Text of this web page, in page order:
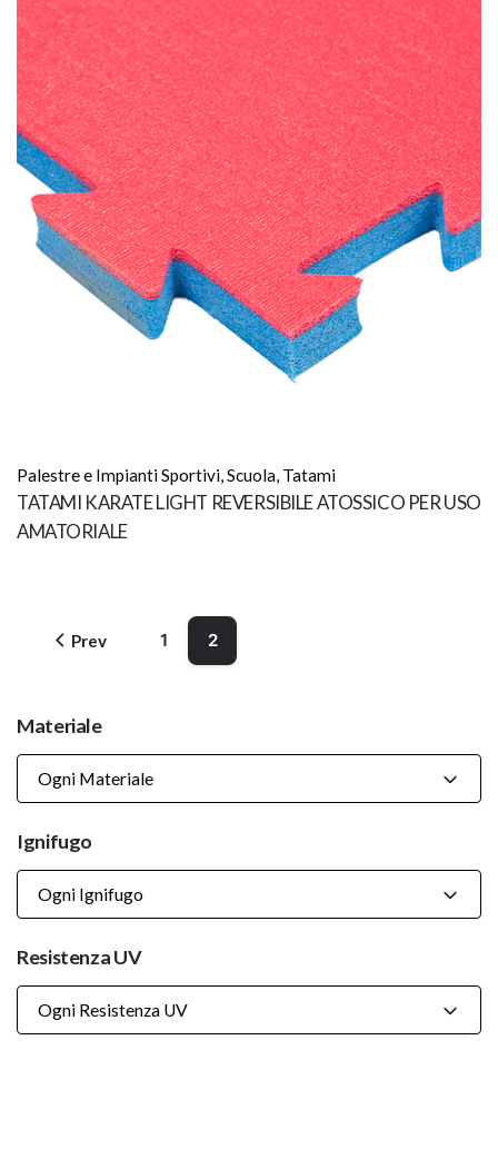
Palestre e Impianti Sportivi,Scuola, Tatami
TATAMI KARATE LIGHT REVERSIBILE ATOSSICO PER USO
AMATORIALE
Prev 1 2
Materiale
Ogni Materiale
Ignifugo
Ogni Ignifugo
Resistenza UV
Ogni Resistenza UV